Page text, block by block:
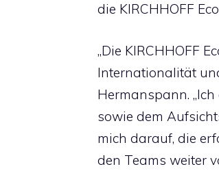
die KIRCHHOFF
„Die KIRCHHOFF
Internationalität
Hermanspann.
sowie dem
mich darauf, die
den Teams weiter